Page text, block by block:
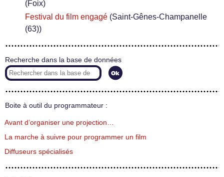
(Foix)
Festival du film engagé (Saint-Gênes-Champanelle
(63))
Recherche dans la base de données
Boite à outil du programmateur :
Avant d’organiser une projection…
La marche à suivre pour programmer un film
Diffuseurs spécialisés